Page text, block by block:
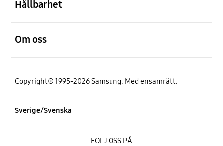
Hållbarhet
Om oss
Copyright© 1995-2026 Samsung. Med ensamrätt.
Sverige/Svenska
FÖLJ OSS PÅ